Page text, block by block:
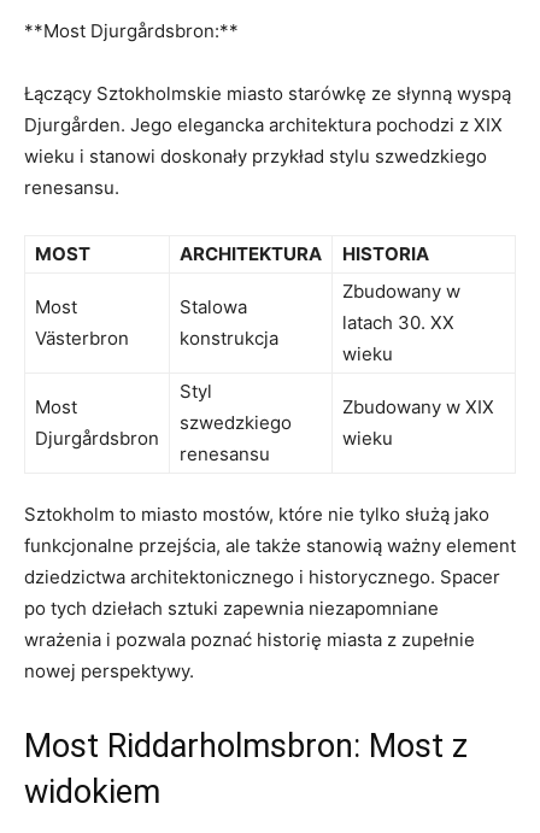
**Most Djurgårdsbron:**
Łączący Sztokholmskie miasto‍ starówkę ze słynną wyspą
Djurgården.⁤ Jego elegancka architektura pochodzi z XIX
wieku ⁢i stanowi ⁤doskonały przykład stylu szwedzkiego
renesansu.
MOST ARCHITEKTURA HISTORIA
Most⁢
Västerbron
Stalowa
konstrukcja
Zbudowany w
latach 30. XX
wieku
Most
Djurgårdsbron
Styl
szwedzkiego
renesansu
Zbudowany w XIX
wieku
Sztokholm‍ to​ miasto mostów, które nie tylko służą jako
funkcjonalne przejścia, ⁢ale ⁤także stanowią⁣ ważny element
dziedzictwa architektonicznego i historycznego. ⁤Spacer
po tych dziełach sztuki ⁤zapewnia niezapomniane
⁤wrażenia i pozwala poznać historię miasta z zupełnie
nowej perspektywy.
Most⁣ Riddarholmsbron: Most z
widokiem